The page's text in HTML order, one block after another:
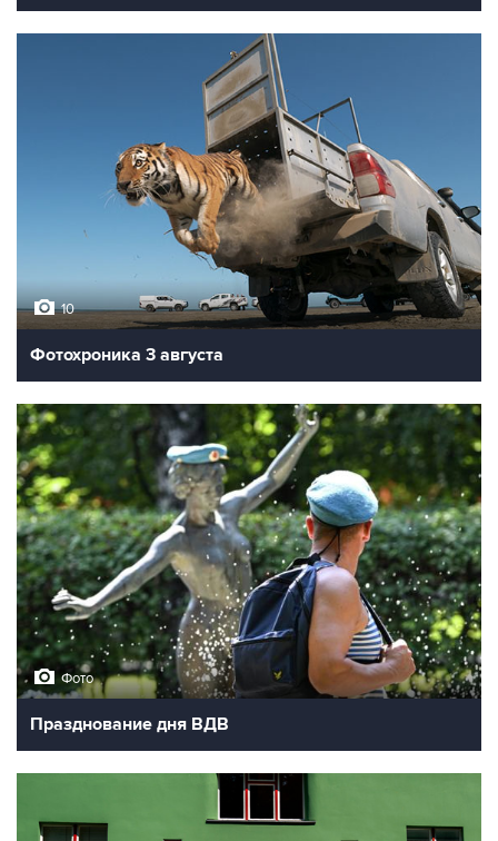
10
Фотохроника 3 августа
Фото
Празднование дня ВДВ